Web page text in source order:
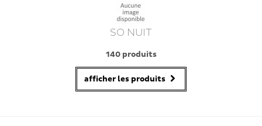
SO NUIT
140 produits
afficher les produits